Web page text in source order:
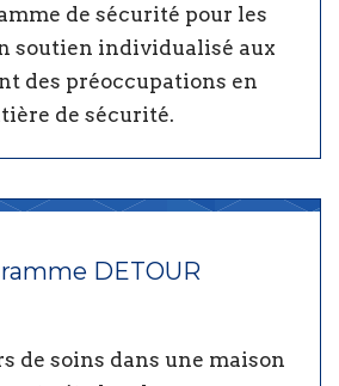
de sécurité pour les
soutien individualisé aux
des préoccupations en
de sécurité.
DETOUR
de soins dans une maison